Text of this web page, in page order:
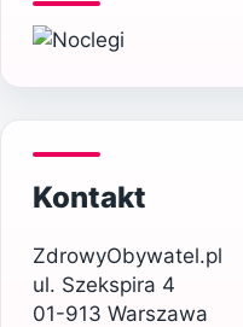
Kontakt
ZdrowyObywatel.pl
ul. Szekspira 4
01-913 Warszawa